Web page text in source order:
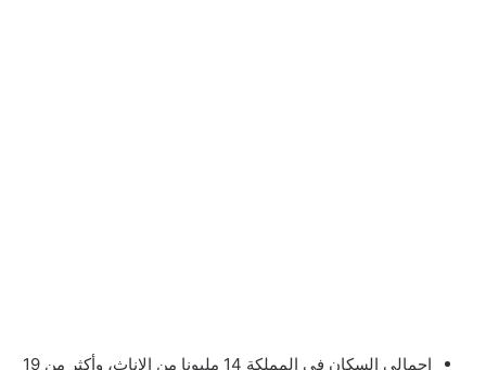
إجمالي السكان في المملكة 14 مليونا من الإناث، وأكثر من 19